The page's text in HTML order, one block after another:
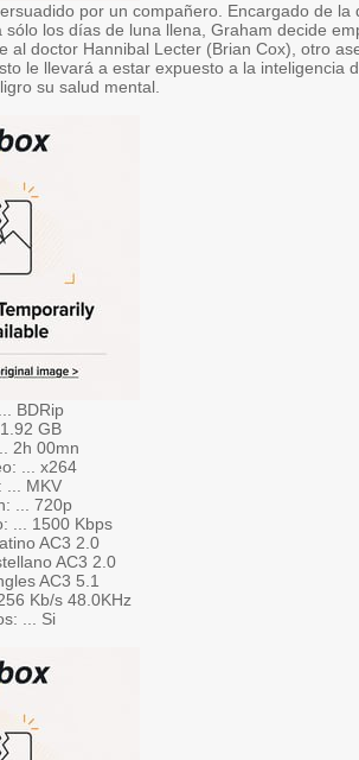
por un compañero. Encargado de la
los días de luna llena, Graham decide
al doctor Hannibal Lecter (Brian Cox), otro
le llevará a estar expuesto a la inteligencia
su salud mental.
BDRip
GB
2h 00mn
... x264
... MKV
... 720p
... 1500 Kbps
AC3 2.0
AC3 2.0
AC3 5.1
Kb/s 48.0KHz
... Si